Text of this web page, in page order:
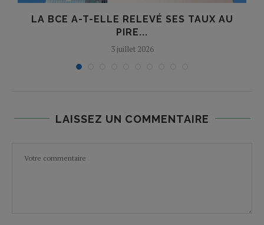
LA BCE A-T-ELLE RELEVÉ SES TAUX AU
PIRE...
3 juillet 2026
LAISSEZ UN COMMENTAIRE